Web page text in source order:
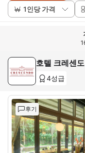
1인당 가격
호텔 크레센
4성급
후기